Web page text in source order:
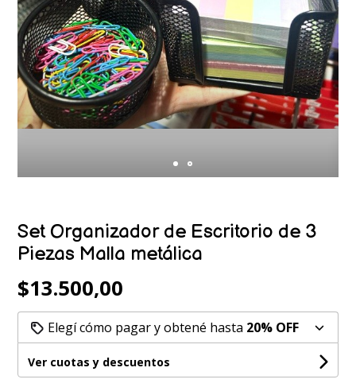
Set Organizador de Escritorio de 3
Piezas Malla metálica
$13.500,00
Elegí cómo pagar y obtené hasta 20% OFF
Ver cuotas y descuentos